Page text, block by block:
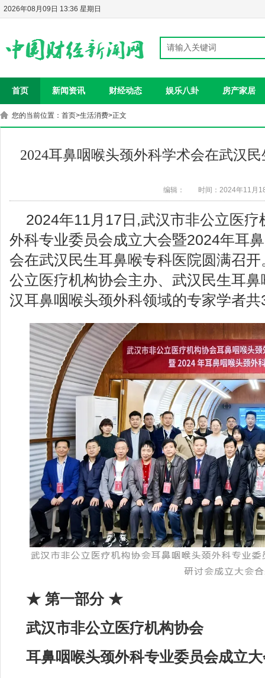
2026年08月09日 13:36 星期日
首页 新闻资讯 财经动态 娱乐八卦 房产家居
您的当前位置： 首页>生活消费>正文
2024耳鼻咽喉头颈外科学术会在武汉
编辑： 时间：2024年11月
2024年11月17日,武汉市非公立医
外科专业委员会成立大会暨2024年耳
会在武汉民生耳鼻喉专科医院圆满召
公立医疗机构协会主办、武汉民生耳
汉耳鼻咽喉头颈外科领域的专家学者
★ 第一部分 ★
武汉市非公立医疗机构协会
耳鼻咽喉头颈外科专业委员会成立